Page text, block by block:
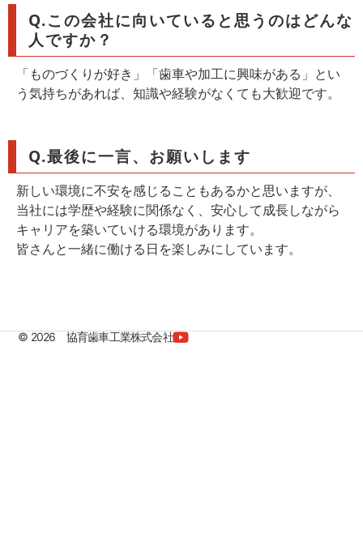
Q.この会社に向いていると思うのはどんな
人ですか？
「ものづくりが好き」「歯車や加工に興味がある」とい
う気持ちがあれば、知識や経験がなくても大歓迎です。
Q.最後に一言、お願いします
新しい環境に不安を感じることもあるかと思いますが、
当社には学歴や経験に関係なく、安心して成長しながら
キャリアを築いていける環境があります。
皆さんと一緒に働ける日を楽しみにしています。
© 2026 協育歯車工業株式会社